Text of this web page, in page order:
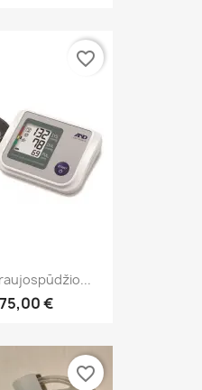
75,00 €
favorite_border
favorite_border